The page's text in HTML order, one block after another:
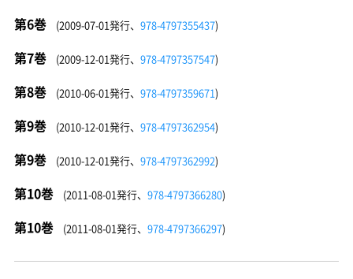
第6巻 (2009-07-01発行、 978-4797355437)
第7巻 (2009-12-01発行、 978-4797357547)
第8巻 (2010-06-01発行、 978-4797359671)
第9巻 (2010-12-01発行、 978-4797362954)
第9巻 (2010-12-01発行、 978-4797362992)
第10巻 (2011-08-01発行、 978-4797366280)
第10巻 (2011-08-01発行、 978-4797366297)